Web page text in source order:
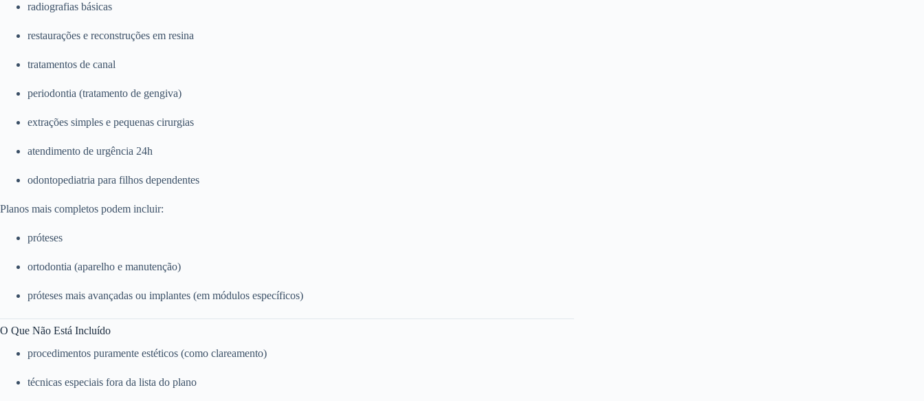
radiografias básicas
restaurações e reconstruções em resina
tratamentos de canal
periodontia (tratamento de gengiva)
extrações simples e pequenas cirurgias
atendimento de urgência 24h
odontopediatria para filhos dependentes
Planos mais completos podem incluir:
próteses
ortodontia (aparelho e manutenção)
próteses mais avançadas ou implantes (em módulos específicos)
O Que Não Está Incluído
procedimentos puramente estéticos (como clareamento)
técnicas especiais fora da lista do plano